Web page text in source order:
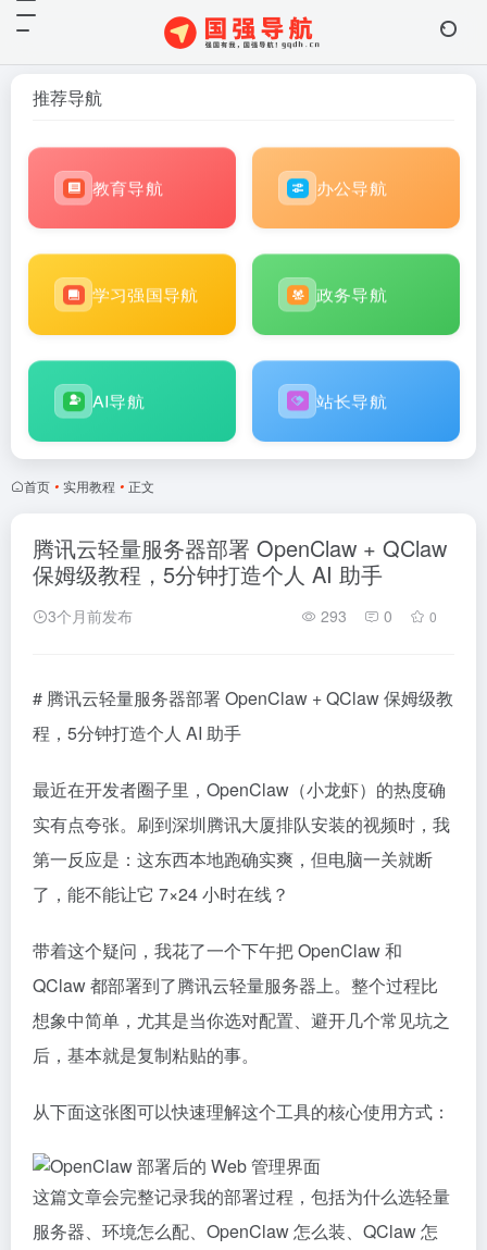
推荐导航
教育导航 办公导航
学习强国导航 政务导航
AI导航 站长导航
首页 • 实用教程 • 正文
腾讯云轻量服务器部署 OpenClaw + QClaw
保姆级教程，5分钟打造个人 AI 助手
3个月前发布 293 0 0
# 腾讯云轻量服务器部署 OpenClaw + QClaw 保姆级教
程，5分钟打造个人 AI 助手
最近在开发者圈子里，OpenClaw（小龙虾）的热度确
实有点夸张。刷到深圳腾讯大厦排队安装的视频时，我
第一反应是：这东西本地跑确实爽，但电脑一关就断
了，能不能让它 7×24 小时在线？
带着这个疑问，我花了一个下午把 OpenClaw 和
QClaw 都部署到了腾讯云轻量服务器上。整个过程比
想象中简单，尤其是当你选对配置、避开几个常见坑之
后，基本就是复制粘贴的事。
从下面这张图可以快速理解这个工具的核心使用方式：
这篇文章会完整记录我的部署过程，包括为什么选轻量
服务器、环境怎么配、OpenClaw 怎么装、QClaw 怎